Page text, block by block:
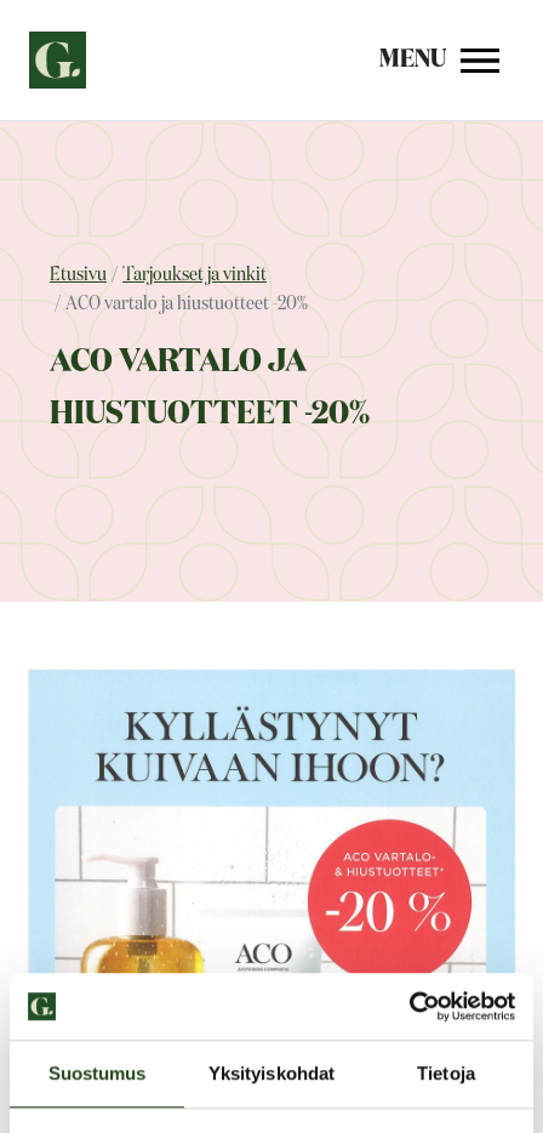
Suostumus Yksityiskohdat Tietoja
sisältöön
MENU
Etusivu
Tarjoukset ja vinkit
ACO vartalo ja hiustuotteet -20%
ACO VARTALO JA
HIUSTUOTTEET -20%